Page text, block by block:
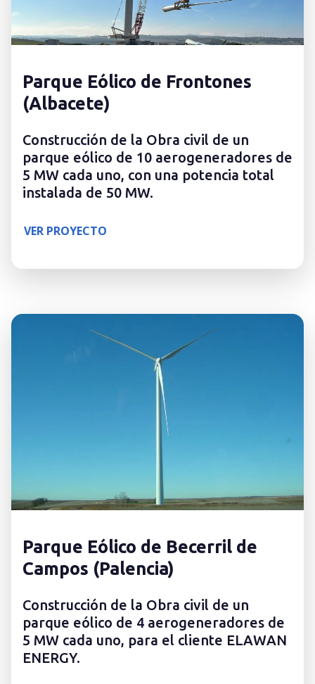
Parque Eólico de Frontones
(Albacete)
Construcción de la Obra civil de un
parque eólico de 10 aerogeneradores de
5 MW cada uno, con una potencia total
instalada de 50 MW.
VER PROYECTO
Parque Eólico de Becerril de
Campos (Palencia)
Construcción de la Obra civil de un
parque eólico de 4 aerogeneradores de
5 MW cada uno, para el cliente ELAWAN
ENERGY.